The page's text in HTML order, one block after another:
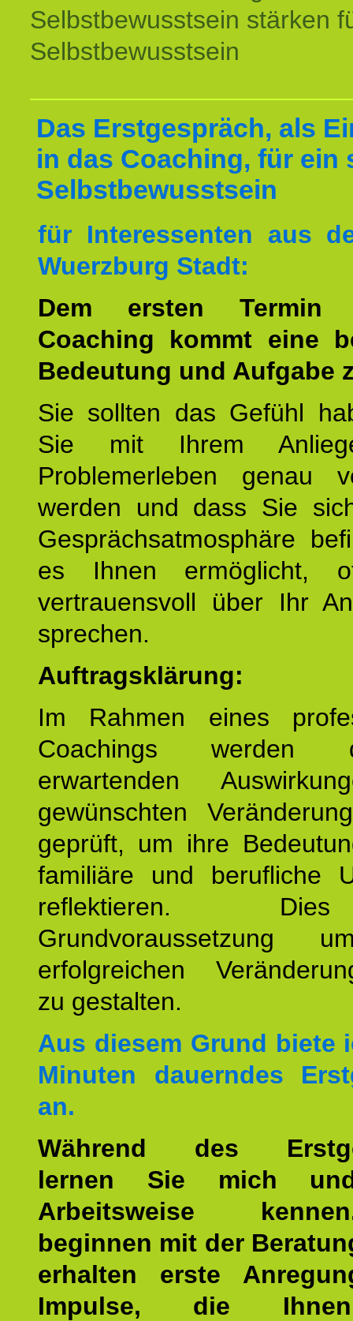
Selbstbewusstsein stärken
Selbstbewusstsein
Das Erstgespräch, als
in das Coaching, für ein
Selbstbewusstsein
für Interessenten aus
Wuerzburg Stadt:
Dem ersten
Coaching kommt eine
Bedeutung und Aufgabe
Sie sollten das Gefühl
Sie mit Ihrem
Problemerleben genau
werden und dass Sie
Gesprächsatmosphäre
es Ihnen ermöglicht,
vertrauensvoll über Ihr
sprechen.
Auftragsklärung:
Im Rahmen eines
Coachings
erwartenden
gewünschten
geprüft, um ihre
familiäre und berufliche
reflektieren.
Grundvoraussetzung
erfolgreichen
zu gestalten.
Aus diesem Grund biete
Minuten dauerndes
an.
Während des
lernen Sie mich
Arbeitsweise
beginnen mit der
erhalten erste
Impulse, die